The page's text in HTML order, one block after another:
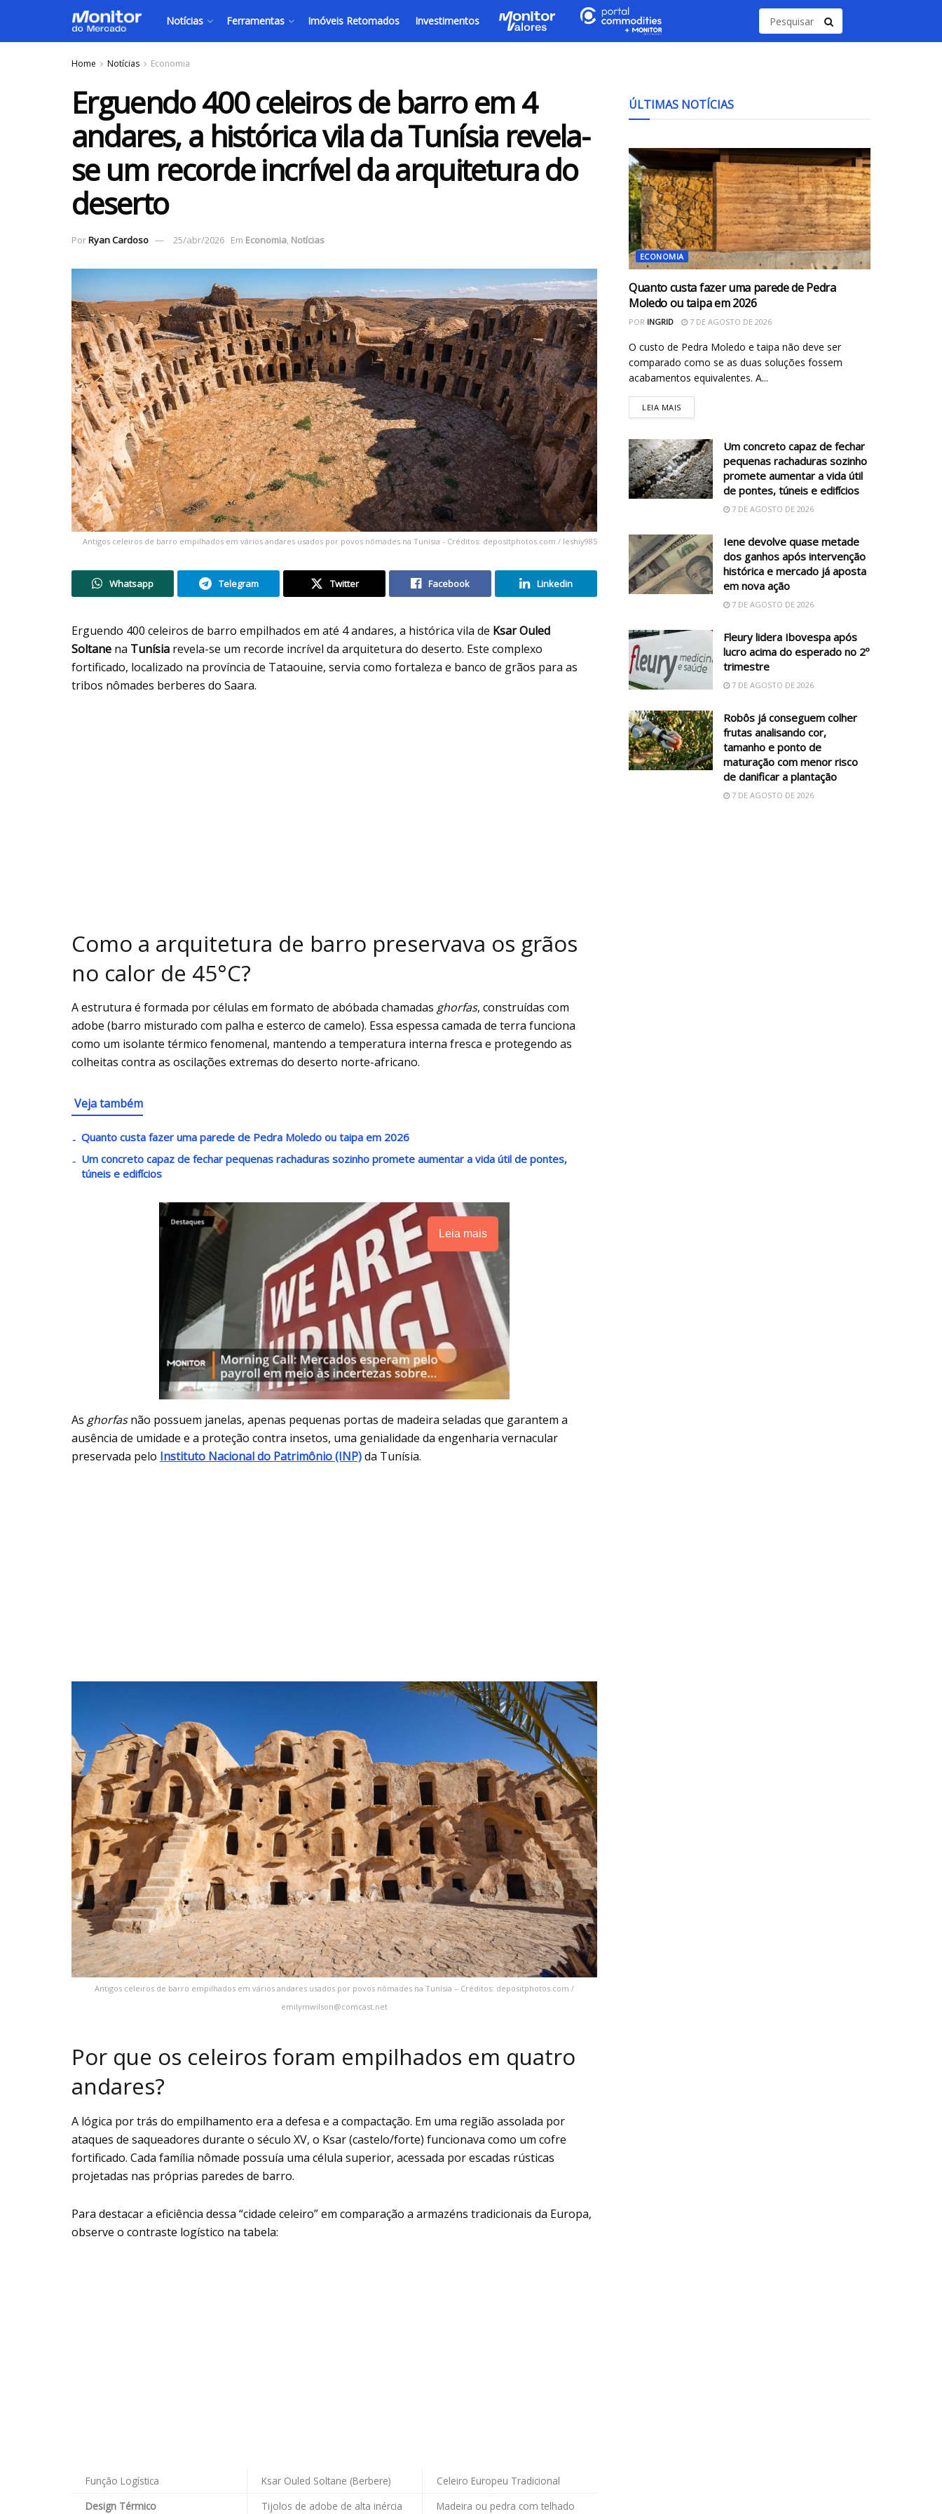
Notícias Ferramentas Imóveis Retomados Investimentos
Home Notícias Economia
Erguendo 400 celeiros de barro em 4
andares, a histórica vila da Tunísia revela-
se um recorde incrível da arquitetura do
deserto
PorRyan Cardoso 25/abr/2026 Em Economia, Notícias
Antigos celeiros de barro empilhados em vários andares usados por povos nômades na Tunísia - Créditos: depositphotos.com / leshiy985
Whatsapp Telegram Twitter Facebook Linkedin
Erguendo 400 celeiros de barro empilhados em até 4 andares, a histórica vila de Ksar Ouled
Soltane na Tunísia revela-se um recorde incrível da arquitetura do deserto. Este complexo
fortificado, localizado na província de Tataouine, servia como fortaleza e banco de grãos para as
tribos nômades berberes do Saara.
Como a arquitetura de barro preservava os grãos
no calor de 45°C?
A estrutura é formada por células em formato de abóbada chamadas ghorfas, construídas com
adobe (barro misturado com palha e esterco de camelo). Essa espessa camada de terra funciona
como um isolante térmico fenomenal, mantendo a temperatura interna fresca e protegendo as
colheitas contra as oscilações extremas do deserto norte-africano.
Veja também
Quanto custa fazer uma parede de Pedra Moledo ou taipa em 2026
Um concreto capaz de fechar pequenas rachaduras sozinho promete aumentar a vida útil de pontes,
túneis e edifícios
Leia mais
As ghorfasnão possuem janelas, apenas pequenas portas de madeira seladas que garantem a
ausência de umidade e a proteção contra insetos, uma genialidade da engenharia vernacular
preservada pelo Instituto Nacional do Patrimônio (INP)da Tunísia.
Antigos celeiros de barro empilhados em vários andares usados por povos nômades na Tunísia – Créditos: depositphotos.com /
emilymwilson@comcast.net
Por que os celeiros foram empilhados em quatro
andares?
A lógica por trás do empilhamento era a defesa e a compactação. Em uma região assolada por
ataques de saqueadores durante o século XV, o Ksar (castelo/forte) funcionava como um cofre
fortificado. Cada família nômade possuía uma célula superior, acessada por escadas rústicas
projetadas nas próprias paredes de barro.
Para destacar a eficiência dessa “cidade celeiro” em comparação a armazéns tradicionais da Europa,
observe o contraste logístico na tabela:
Função Logística Ksar Ouled Soltane (Berbere)
Celeiro Europeu Tradicional
Design Térmico
Tijolos de adobe de alta inércia
Madeira ou pedra com telhado
ÚLTIMAS NOTÍCIAS
ECONOMIA
Quanto custa fazer uma parede de Pedra
Moledo ou taipa em 2026
POR INGRID 7 DE AGOSTO DE 2026
O custo de Pedra Moledo e taipa não deve ser
comparado como se as duas soluções fossem
acabamentos equivalentes. A...
LEIA MAIS
Um concreto capaz de fechar
pequenas rachaduras sozinho
promete aumentar a vida útil
de pontes, túneis e edifícios
7 DE AGOSTO DE 2026
Iene devolve quase metade
dos ganhos após intervenção
histórica e mercado já aposta
em nova ação
7 DE AGOSTO DE 2026
Fleury lidera Ibovespa após
lucro acima do esperado no 2º
trimestre
7 DE AGOSTO DE 2026
Robôs já conseguem colher
frutas analisando cor,
tamanho e ponto de
maturação com menor risco
de danificar a plantação
7 DE AGOSTO DE 2026